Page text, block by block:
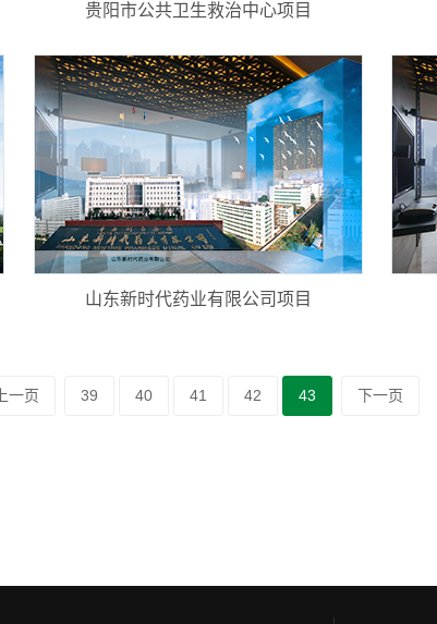
贵阳市公共卫生救治中心项目
山东新时代药业有限公司项目
上一页 39 40 41 42 43 下一页